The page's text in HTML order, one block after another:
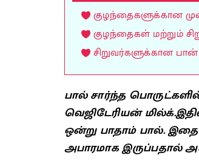
குழந்தைகளுக்கான
குழந்தைகள் மற்றும்
சிறுவர்களுக்கான
பால் சார்ந்த
வெஜிடேரியன்
ஒன்று பாதாம் பால். இதை
அபாரமாக இருப்பதால்